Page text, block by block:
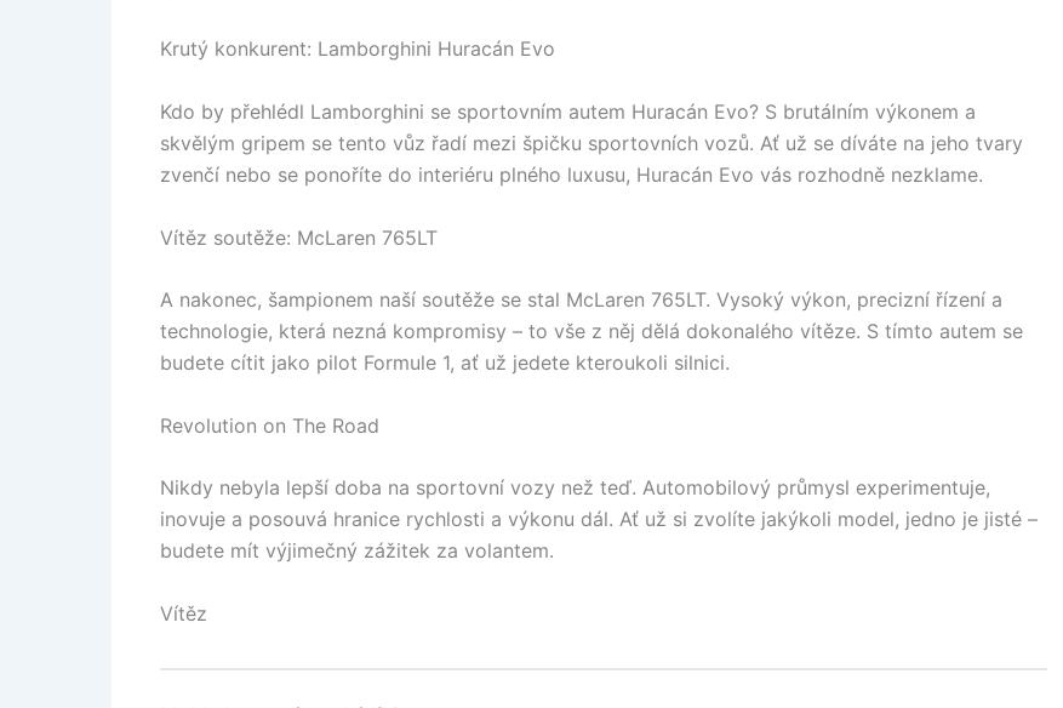
Krutý konkurent: Lamborghini Huracán Evo
Kdo by přehlédl Lamborghini se sportovním autem Huracán Evo? S brutálním výkonem a
skvělým gripem se tento vůz řadí mezi špičku sportovních vozů. Ať už se díváte na jeho tvary
zvenčí nebo se ponoříte do interiéru plného luxusu, Huracán Evo vás rozhodně nezklame.
Vítěz soutěže: McLaren 765LT
A nakonec, šampionem naší soutěže se stal McLaren 765LT. Vysoký výkon, precizní řízení a
technologie, která nezná kompromisy – to vše z něj dělá dokonalého vítěze. S tímto autem se
budete cítit jako pilot Formule 1, ať už jedete kteroukoli silnici.
Revolution on The Road
Nikdy nebyla lepší doba na sportovní vozy než teď. Automobilový průmysl experimentuje,
inovuje a posouvá hranice rychlosti a výkonu dál. Ať už si zvolíte jakýkoli model, jedno je jisté –
budete mít výjimečný zážitek za volantem.
Vítěz